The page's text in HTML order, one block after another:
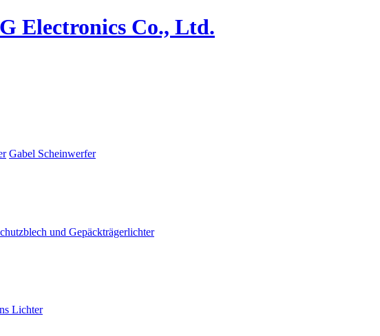
Gabel Scheinwerfer
und Gepäckträgerlichter
Lichter